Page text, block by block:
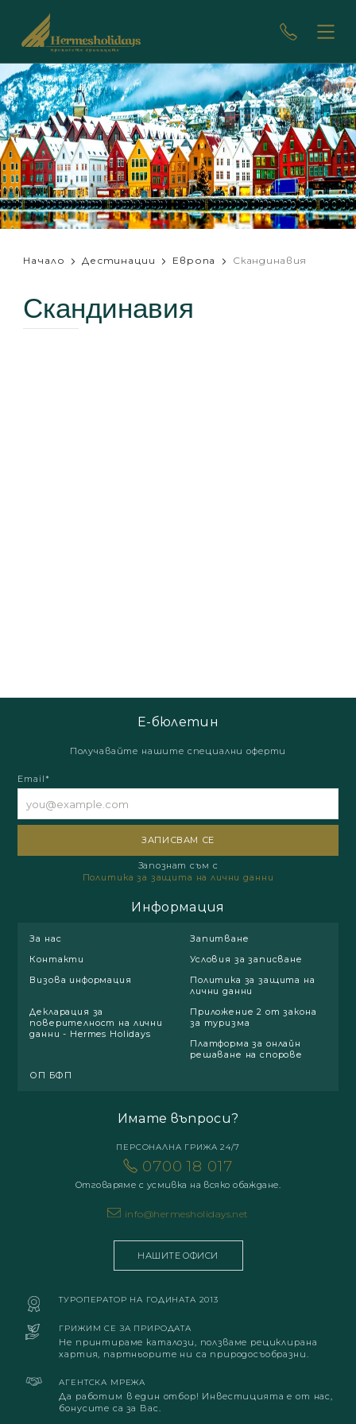
Начало Дестинации Европа Скандинавия
Скандинавия
Е-бюлетин
Получавайте нашите специални оферти
Email*
Запознат съм с
Политика за защита на лични данни
Информация
За нас
Запитване
Контакти
Условия за записване
Визова информация
Политика за защита на
лични данни
Декларация за
поверителност на лични
данни - Hermes Holidays
Приложение 2 от закона
за туризма
Платформа за онлайн
решаване на спорове
ОП БФП
Имате въпроси?
ПЕРСОНАЛНА ГРИЖА 24/7
0700 18 017
Отговаряме с усмивка на всяко обаждане.
info@hermesholidays.net
НАШИТЕ ОФИСИ
ТУРОПЕРАТОР НА ГОДИНАТА 2013
ГРИЖИМ СЕ ЗА ПРИРОДАТА
Не принтираме каталози, ползваме рециклирана
хартия, партньорите ни са природосъобразни.
АГЕНТСКА МРЕЖА
Да работим в един отбор! Инвестицията е от нас,
бонусите са за Вас.